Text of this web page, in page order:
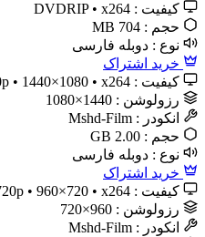
کیفیت : DVDRIP • x264
حجم : 704 MB
نوع : دوبله فارسی
خرید اشتراک
کیفیت : • 1440×1080 • x264
رزولوشن : 1440×1080
انکودر : Mshd-Film
حجم : 2.00 GB
نوع : دوبله فارسی
خرید اشتراک
کیفیت : • 960×720 • x264
رزولوشن : 960×720
انکودر : Mshd-Film